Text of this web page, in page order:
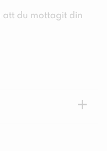
att du mottagit din
+